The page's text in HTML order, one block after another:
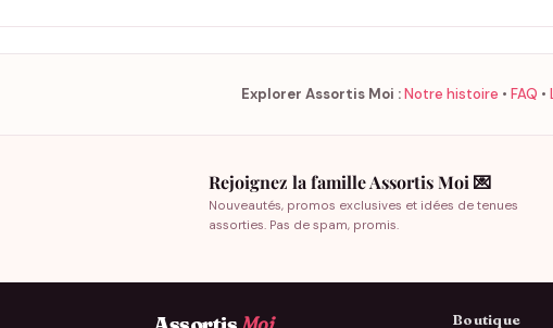
Explorer Assortis Moi :Notre histoire • FAQ •
Rejoignez la famille Assortis Moi 💌
Nouveautés, promos exclusives et idées de tenues
assorties. Pas de spam, promis.
Boutique